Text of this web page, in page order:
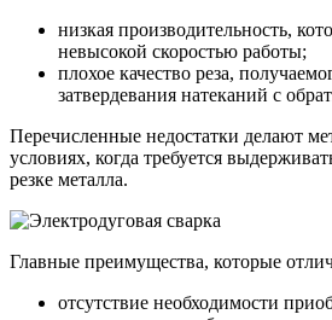
низкая производительность,
невысокой скоростью работы;
плохое качество реза,
затвердевания натеканий с
Перечисленные недостатки делают
условиях, когда требуется
резке металла.
Главные преимущества, которые
отсутствие необходимости